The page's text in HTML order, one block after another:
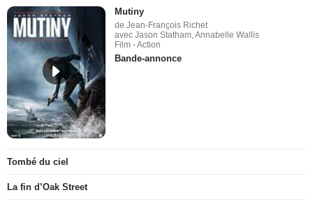
Mutiny
de Jean-François Richet
avec Jason Statham, Annabelle Wallis
Film - Action
Bande-annonce
Tombé du ciel
La fin d’Oak Street